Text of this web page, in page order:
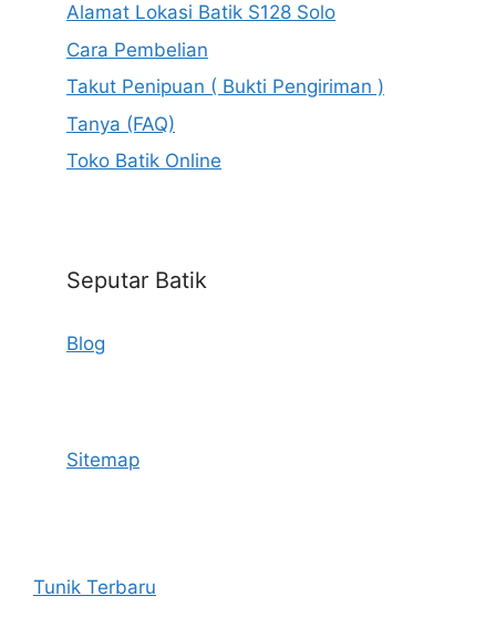
Alamat Lokasi Batik S128 Solo
Cara Pembelian
Takut Penipuan ( Bukti Pengiriman )
Tanya (FAQ)
Toko Batik Online
Seputar Batik
Blog
Sitemap
Tunik Terbaru